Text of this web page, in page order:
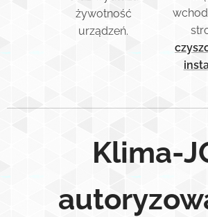
żywotność
urządzeń.
Klima-